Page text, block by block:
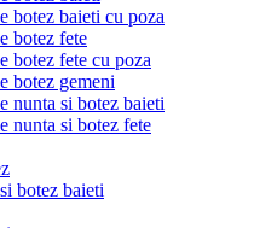
botez baieti cu poza
botez fete
botez fete cu poza
botez gemeni
nunta si botez baieti
nunta si botez fete
botez baieti